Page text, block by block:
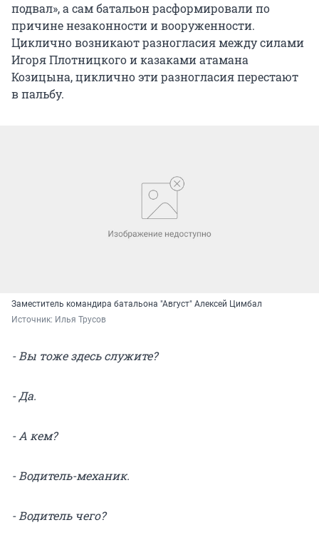
подвал», а сам батальон расформировали по
причине незаконности и вооруженности.
Циклично возникают разногласия между силами
Игоря Плотницкого и казаками атамана
Козицына, циклично эти разногласия перестают
в пальбу.
Заместитель командира батальона "Август" Алексей Цимбал
Источник: Илья Трусов
- Вы тоже здесь служите?
- Да.
- А кем?
- Водитель-механик.
- Водитель чего?